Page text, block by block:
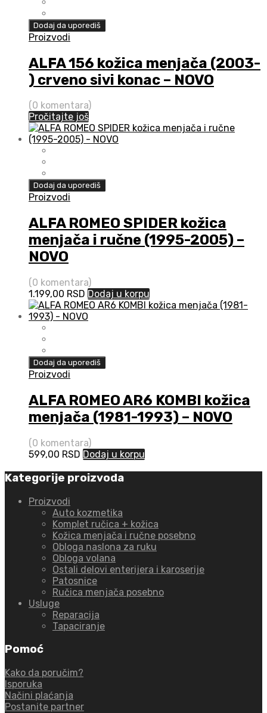
Dodaj da uporediš
Proizvodi
ALFA 156 kožica menjača (2003-
) crveno sivi konac – NOVO
(0 komentara)
Pročitajte još
Dodaj da uporediš
Proizvodi
ALFA ROMEO SPIDER kožica
menjača i ručne (1995-2005) –
NOVO
(0 komentara)
1.199,00 RSD Dodaj u korpu
Dodaj da uporediš
Proizvodi
ALFA ROMEO AR6 KOMBI kožica
menjača (1981-1993) – NOVO
(0 komentara)
599,00 RSD Dodaj u korpu
Kategorije proizvoda
Proizvodi
Auto kozmetika
Komplet ručica + kožica
Kožica menjača i ručne posebno
Obloga naslona za ruku
Obloga volana
Ostali delovi enterijera i karoserije
Patosnice
Ručica menjača posebno
Usluge
Reparacija
Tapaciranje
Pomoć
Kako da poručim?
Isporuka
Načini plaćanja
Postanite partner